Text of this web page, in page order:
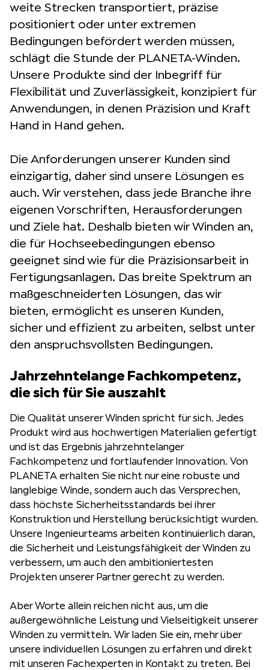
weite Strecken transportiert, präzise
positioniert oder unter extremen
Bedingungen befördert werden müssen,
schlägt die Stunde der PLANETA-Winden.
Unsere Produkte sind der Inbegriff für
Flexibilität und Zuverlässigkeit, konzipiert für
Anwendungen, in denen Präzision und Kraft
Hand in Hand gehen.
Die Anforderungen unserer Kunden sind
einzigartig, daher sind unsere Lösungen es
auch. Wir verstehen, dass jede Branche ihre
eigenen Vorschriften, Herausforderungen
und Ziele hat. Deshalb bieten wir Winden an,
die für Hochseebedingungen ebenso
geeignet sind wie für die Präzisionsarbeit in
Fertigungsanlagen. Das breite Spektrum an
maßgeschneiderten Lösungen, das wir
bieten, ermöglicht es unseren Kunden,
sicher und effizient zu arbeiten, selbst unter
den anspruchsvollsten Bedingungen.
Jahrzehntelange Fachkompetenz,
die sich für Sie auszahlt
Die Qualität unserer Winden spricht für sich. Jedes
Produkt wird aus hochwertigen Materialien gefertigt
und ist das Ergebnis jahrzehntelanger
Fachkompetenz und fortlaufender Innovation. Von
PLANETA erhalten Sie nicht nur eine robuste und
langlebige Winde, sondern auch das Versprechen,
dass höchste Sicherheitsstandards bei ihrer
Konstruktion und Herstellung berücksichtigt wurden.
Unsere Ingenieurteams arbeiten kontinuierlich daran,
die Sicherheit und Leistungsfähigkeit der Winden zu
verbessern, um auch den ambitioniertesten
Projekten unserer Partner gerecht zu werden.
Aber Worte allein reichen nicht aus, um die
außergewöhnliche Leistung und Vielseitigkeit unserer
Winden zu vermitteln. Wir laden Sie ein, mehr über
unsere individuellen Lösungen zu erfahren und direkt
mit unseren Fachexperten in Kontakt zu treten. Bei